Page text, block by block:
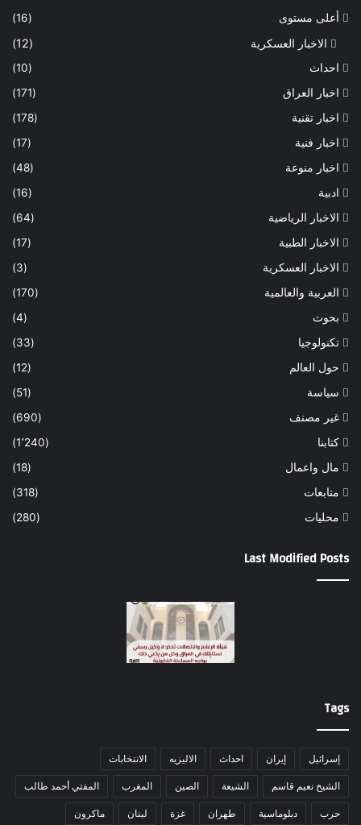
أعلى مستوى (16)
الاخبار العسكرية (12)
احداث
(10)
اخبار العراق
(171)
اخبار تقنية
(178)
اخبار فنية
(17)
اخبار منوعة
(48)
ادبية
(16)
الاخبار الرياضية
(64)
الاخبار الطبية
(17)
الاخبار العسكرية
(3)
العربية والعالمية
(170)
بحوث
(4)
تكنولوجيا
(33)
حول العالم
(12)
سياسة
(51)
غير مصنف
(690)
كتابنا
(1٬240)
مال واعمال
(18)
متابعات
(318)
محليات
(280)
Last Modified Posts
Tags
إسرائيل إيران احداث الاليزيه الانتخابات
الشيخ نعيم قاسم الشيعة الصين المغرب المفتي أحمد طالب
حرب دبلوماسية طهران غزة لبنان ماكرون